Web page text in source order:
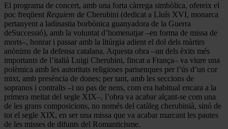
El programa de concert, amb una forta càrrega simbòlica, ofereix el
poc freqüent Requiem de Cherubini (dedicat a Lluís XVI, monarca
pertanyent a ladinastia borbònica guanyadora de la Guerra
deSuccessió), amb la voluntat d’homenatjar –en forma de missa de
morts–, honrar i passar amb la litúrgia adient el dol dels màrtirs
anònims de la defensa catalana. Aquesta obra –un dels èxits més
importants de l’italià Luigi Cherubini, fincat a França– va viure una
polèmica amb les autoritats religioses parisenques per l’ús d’un cor
mixt, amb presència de dones; per tant, amb les seccions de
sopranos i contralts –i no pas de nens, com era habitual encara a la
primera meitat del segle XIX–, l’obra va acabar alçant-se com una
de les grans composicions, no només del catàleg cherubinià, sinó de
tot el segle XIX, en ser una missa que va acabar marcant les pautes
de les misses de difunts del Romanticisme.